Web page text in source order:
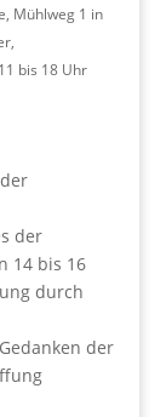
Mühlweg 1 in
bis 18 Uhr
der
14 bis 16
durch
der